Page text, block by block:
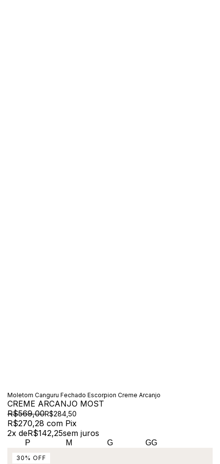
Moletom Canguru Fechado Escorpion Creme Arcanjo
CREME ARCANJO MOST
R$569,00R$284,50
R$270,28 com Pix
2x deR$142,25sem juros
P M G GG
30 % OFF